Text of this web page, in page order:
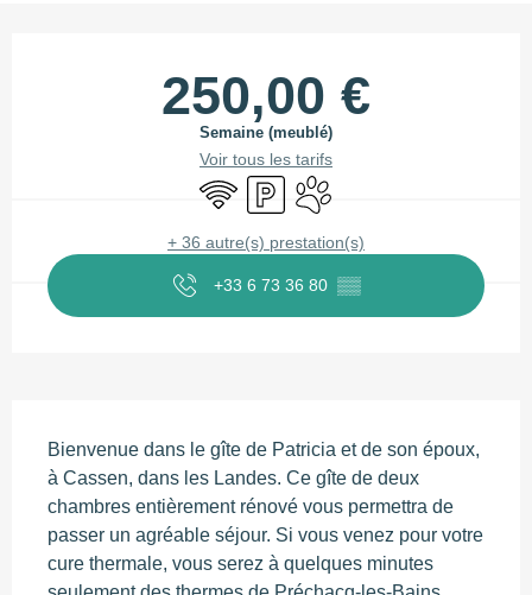
250,00 €
Semaine (meublé)
Voir tous les tarifs
WiFi ParkingAnimaux acceptés
+ 36 autre(s) prestation(s)
+33 6 73 36 80 ▒▒
Bienvenue dans le gîte de Patricia et de son époux,
à Cassen, dans les Landes. Ce gîte de deux
chambres entièrement rénové vous permettra de
passer un agréable séjour. Si vous venez pour votre
cure thermale, vous serez à quelques minutes